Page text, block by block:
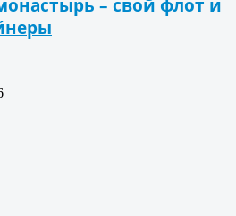
– свой флот и